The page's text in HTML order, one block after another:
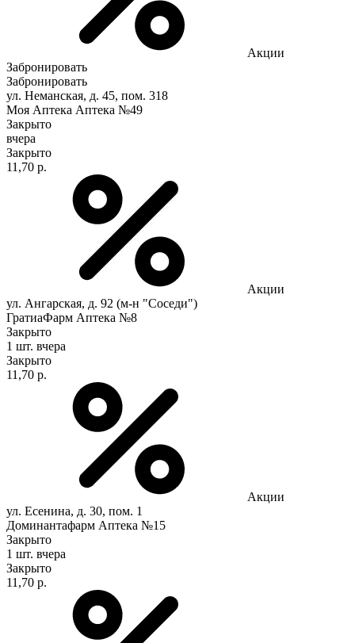
Акции
Забронировать
Забронировать
ул. Неманская, д. 45, пом. 318
Моя Аптека Аптека №49
Закрыто
вчера
Закрыто
11,70 р.
Акции
ул. Ангарская, д. 92 (м-н "Соседи")
ГратиаФарм Аптека №8
Закрыто
1 шт. вчера
Закрыто
11,70 р.
Акции
ул. Есенина, д. 30, пом. 1
Доминантафарм Аптека №15
Закрыто
1 шт. вчера
Закрыто
11,70 р.